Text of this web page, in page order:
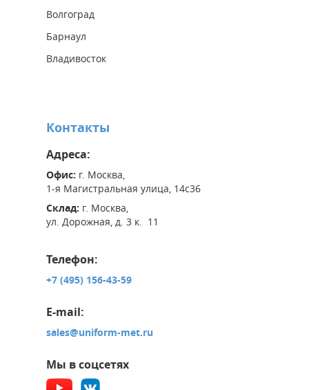
Волгоград
Барнаул
Владивосток
Контакты
Адреса:
Офис: г. Москва,
1-я Магистральная улица, 14с36
Склад: г. Москва,
ул. Дорожная, д. 3 к. 11
Телефон:
+7 (495) 156-43-59
E-mail:
sales@uniform-met.ru
Мы в соцсетях